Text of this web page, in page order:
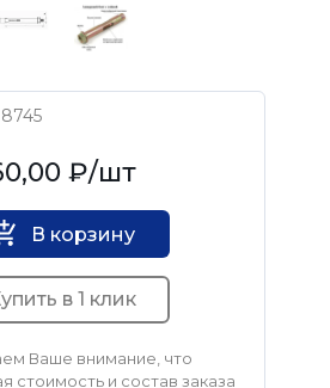
₽/шт
В корзину
в 1 клик
Ваше внимание, что
стоимость и состав заказа